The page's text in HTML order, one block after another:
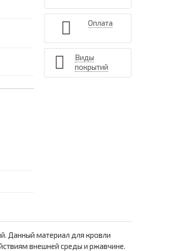
Оплата
Виды
покрытий
Данный материал для кровли
внешней среды и ржавчине.